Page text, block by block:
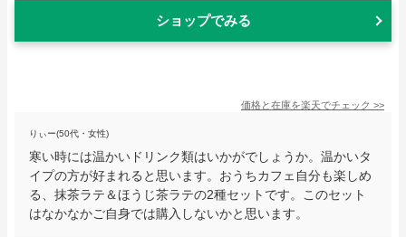
ショップでみる
価格と在庫を楽天でチェック >>
りぃー(50代・女性)
寒い時には温かいドリンク類はいかがでしょうか。温かいタ
イプの方が好まれると思います。おうちカフェ自分も楽しめ
る、抹茶ラテ＆ほうじ茶ラテの2種セットです。このセット
はなかなかご自身では購入しないかと思います。